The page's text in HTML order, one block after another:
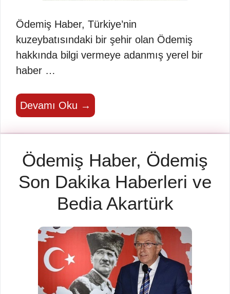
Ödemiş Haber, Türkiye’nin
kuzeybatısındaki bir şehir olan Ödemiş
hakkında bilgi vermeye adanmış yerel bir
haber …
Devamı Oku →
Ödemiş Haber, Ödemiş
Son Dakika Haberleri ve
Bedia Akartürk